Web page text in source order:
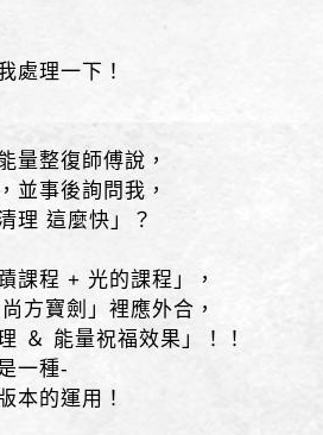
處理一下！
量整復師傅說，
並事後詢問我，
理 這麼快」？
課程 + 光的課程」，
方寶劍」裡應外合，
＆ 能量祝福效果」！！
一種-
本的運用！